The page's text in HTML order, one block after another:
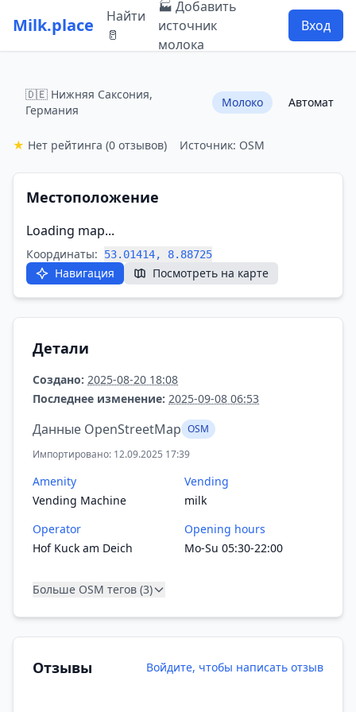
Milk.place
Найти
🥛
🏭 Добавить
источник
молока
Вход
🇩🇪 Нижняя Саксония,
Германия
Молоко Автомат
★ Нет рейтинга (0 отзывов) Источник: OSM
Местоположение
Loading map...
Координаты: 53.01414, 8.88725
Навигация Посмотреть на карте
Детали
Создано: 2025-08-20 18:08
Последнее изменение: 2025-09-08 06:53
Данные OpenStreetMap OSM
Импортировано: 12.09.2025 17:39
Amenity
Vending Machine
Vending
milk
Operator
Hof Kuck am Deich
Opening hours
Mo-Su 05:30-22:00
Больше OSM тегов (3)
Отзывы Войдите, чтобы написать отзыв